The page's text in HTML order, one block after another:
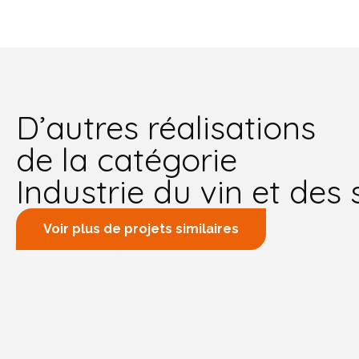
D’autres réalisations
de la catégorie
Industrie du vin et des
Voir plus de projets similaires